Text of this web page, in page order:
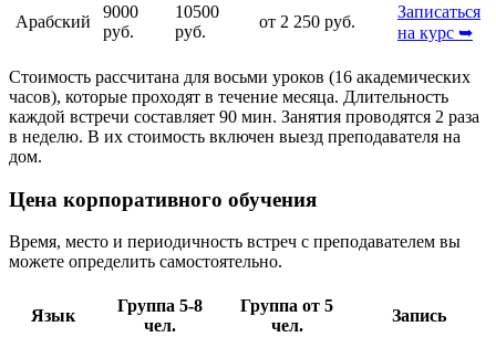
Арабский
9000
руб.
10500
руб.
от 2 250 руб.
Записаться
на курс ➥
Стоимость рассчитана для восьми уроков (16 академических
часов), которые проходят в течение месяца. Длительность
каждой встречи составляет 90 мин. Занятия проводятся 2 раза
в неделю. В их стоимость включен выезд преподавателя на
дом.
Цена корпоративного обучения
Время, место и периодичность встреч с преподавателем вы
можете определить самостоятельно.
Язык
Группа 5-8
чел.
Группа от 5
чел.
Запись